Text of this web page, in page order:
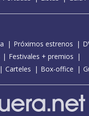
Próximos estrenos
Festivales + premios
Carteles Box-office